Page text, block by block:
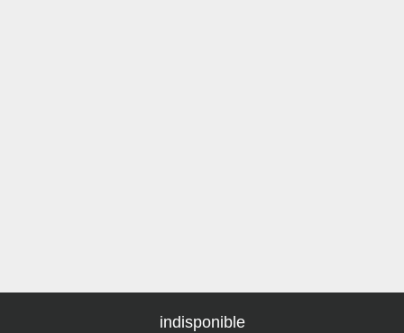
indisponible